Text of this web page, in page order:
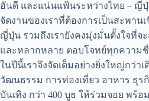
อันดี และแน่นแฟ้นระหว่างไทย – ญี่
จัดงานของเราที่ต้องการเป็นสะพา
ญี่ปุ่น รวมถึงเรายังคงมุ่งมั่นตั้งใจที่จ
และหลากหลาย ตอบโจทย์ทุกควา
ในปีนี้เราจึงจัดเต็มอย่างยิ่งใหญ่กว่าเ
วัฒนธรรม การท่องเที่ยว อาหาร ธุร
บันเทิง กว่า 400 บูธ ให้ร่วมจอย พร้